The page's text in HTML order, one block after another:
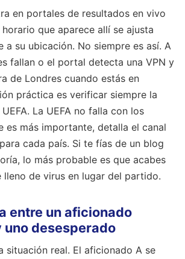
en portales de resultados en vivo
que aparece allí se ajusta
a su ubicación. No siempre es así. A
fallan o el portal detecta una VPN y
de Londres cuando estás en
práctica es verificar siempre la
La UEFA no falla con los
es más importante, detalla el canal
cada país. Si te fías de un blog
lo más probable es que acabes
lleno de virus en lugar del partido.
entre un aficionado
uno desesperado
situación real. El aficionado A se